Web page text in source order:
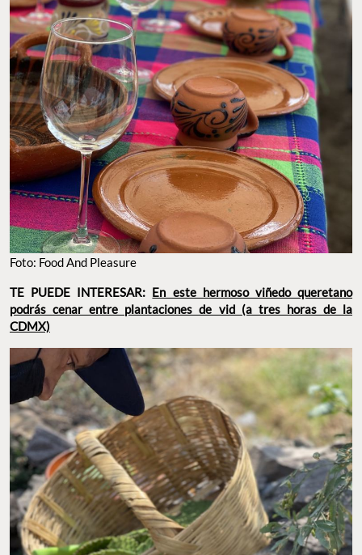
Foto: Food And Pleasure
TE PUEDE INTERESAR: En este hermoso viñedo queretano
podrás cenar entre plantaciones de vid (a tres horas de la
CDMX)